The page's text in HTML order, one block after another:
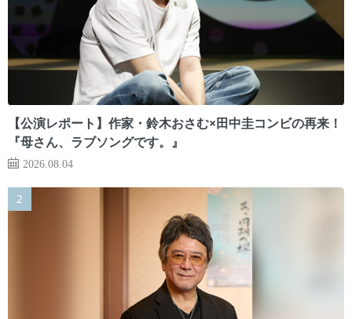
【公演レポート】作家・鈴木おさむ×田中圭コンビの再来！
『母さん、ラブソングです。』
2026.08.04